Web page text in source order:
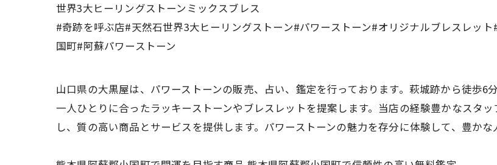
世界3大ヒーリングストーンミックスブレス
#奇跡を呼ぶ店#天然石世界3大ヒーリングストーン#パワーストーン#オリジナルブレスレッ
国町#阿蘇パワーストーン
山口県の大黒屋は、パワーストーンの販売、占い、鑑定を行っております。萩城跡から徒歩
一人ひとりに合ったラッキーストーンやブレスレットを提案します。当店の経験豊かなスタ
し、質の高い商品とサービスを提供します。パワーストーンの魅力を存分に体験して、豊かな